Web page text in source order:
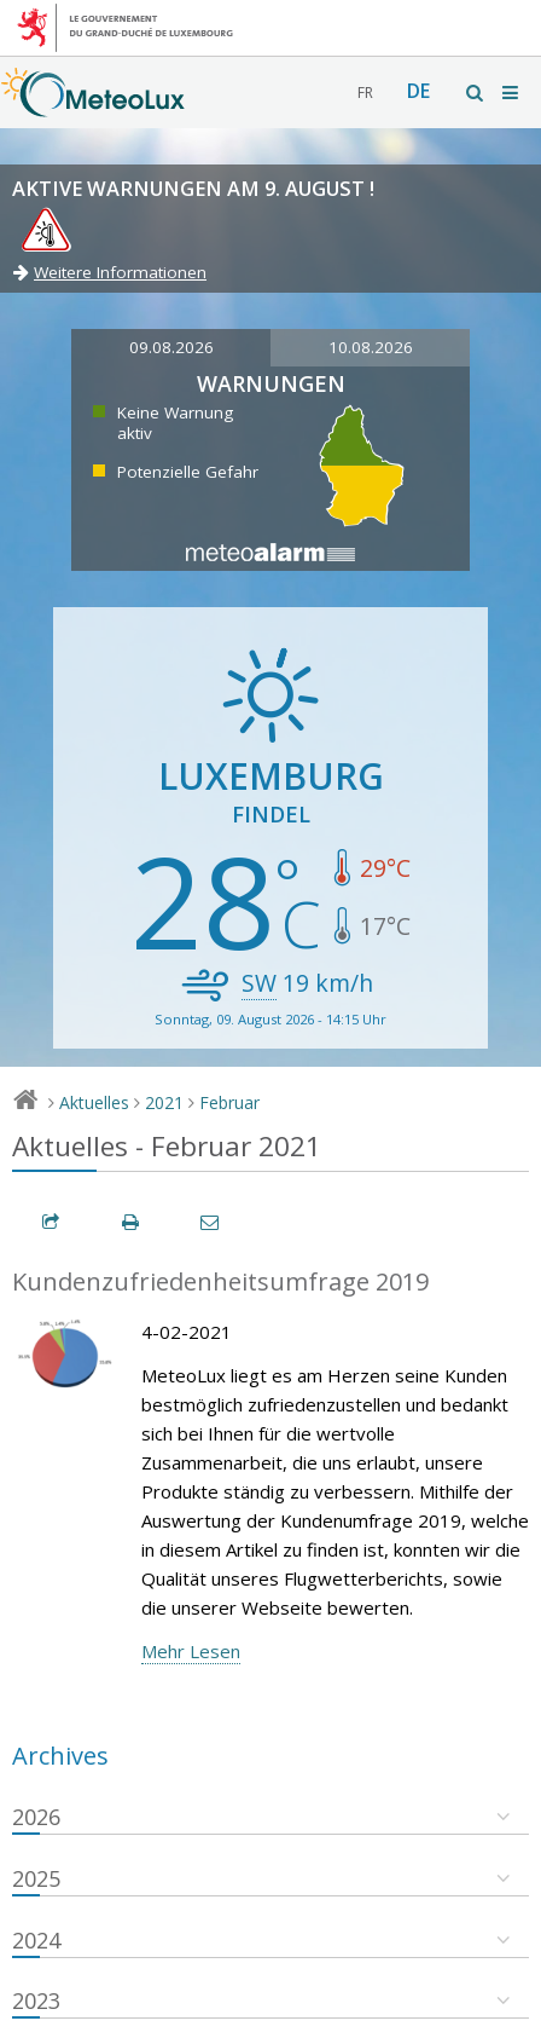
FR DE
AKTIVE WARNUNGEN AM 9. AUGUST !
Weitere Informationen
09.08.2026 10.08.2026
WARNUNGEN
Keine Warnung
aktiv
Potenzielle Gefahr
LUXEMBURG
FINDEL
28 29°C
17°C
SW19 km/h
Sonntag, 09. August 2026 - 14:15 Uhr
> Aktuelles > 2021 > Februar
Aktuelles - Februar 2021
Kundenzufriedenheitsumfrage 2019
4-02-2021
MeteoLux liegt es am Herzen seine Kunden
bestmöglich zufriedenzustellen und bedankt
sich bei Ihnen für die wertvolle
Zusammenarbeit, die uns erlaubt, unsere
Produkte ständig zu verbessern. Mithilfe der
Auswertung der Kundenumfrage 2019, welche
in diesem Artikel zu finden ist, konnten wir die
Qualität unseres Flugwetterberichts, sowie
die unserer Webseite bewerten.
Mehr Lesen
Archives
2026
2025
2024
2023